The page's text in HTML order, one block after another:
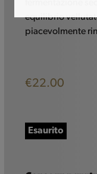
equilibrio
piacevolmente
€22.00
Esaurito